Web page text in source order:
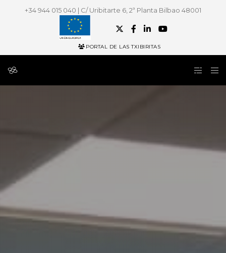
+34 944 015 040 | C/ Uribitarte 6, 2ª Planta Bilbao 48001
PORTAL DE LAS TXIBIRITAS